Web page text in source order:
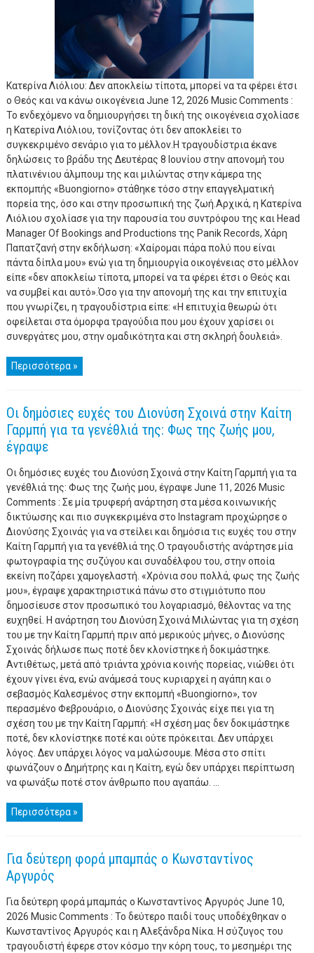
Κατερίνα Λιόλιου: Δεν αποκλείω τίποτα, μπορεί να τα φέρει έτσι
ο Θεός και να κάνω οικογένεια June 12, 2026 Music Comments :
Το ενδεχόμενο να δημιουργήσει τη δική της οικογένεια σχολίασε
η Κατερίνα Λιόλιου, τονίζοντας ότι δεν αποκλείει το
συγκεκριμένο σενάριο για το μέλλον.Η τραγουδίστρια έκανε
δηλώσεις το βράδυ της Δευτέρας 8 Ιουνίου στην απονομή του
πλατινένιου άλμπουμ της και μιλώντας στην κάμερα της
εκπομπής «Buongiorno» στάθηκε τόσο στην επαγγελματική
πορεία της, όσο και στην προσωπική της ζωή.Αρχικά, η Κατερίνα
Λιόλιου σχολίασε για την παρουσία του συντρόφου της και Head
Manager Of Bookings and Productions της Panik Records, Χάρη
Παπατζανή στην εκδήλωση: «Χαίρομαι πάρα πολύ που είναι
πάντα δίπλα μου» ενώ για τη δημιουργία οικογένειας στο μέλλον
είπε «δεν αποκλείω τίποτα, μπορεί να τα φέρει έτσι ο Θεός και
να συμβεί και αυτό».Όσο για την απονομή της και την επιτυχία
που γνωρίζει, η τραγουδίστρια είπε: «Η επιτυχία θεωρώ ότι
οφείλεται στα όμορφα τραγούδια που μου έχουν χαρίσει οι
συνεργάτες μου, στην ομαδικότητα και στη σκληρή δουλειά».
Περισσότερα »
Οι δημόσιες ευχές του Διονύση Σχοινά στην Καίτη
Γαρμπή για τα γενέθλιά της: Φως της ζωής μου,
έγραψε
Οι δημόσιες ευχές του Διονύση Σχοινά στην Καίτη Γαρμπή για τα
γενέθλιά της: Φως της ζωής μου, έγραψε June 11, 2026 Music
Comments : Σε μία τρυφερή ανάρτηση στα μέσα κοινωνικής
δικτύωσης και πιο συγκεκριμένα στο Instagram προχώρησε ο
Διονύσης Σχοινάς για να στείλει και δημόσια τις ευχές του στην
Καίτη Γαρμπή για τα γενέθλιά της.Ο τραγουδιστής ανάρτησε μία
φωτογραφία της συζύγου και συναδέλφου του, στην οποία
εκείνη ποζάρει χαμογελαστή. «Χρόνια σου πολλά, φως της ζωής
μου», έγραψε χαρακτηριστικά πάνω στο στιγμιότυπο που
δημοσίευσε στον προσωπικό του λογαριασμό, θέλοντας να της
ευχηθεί. Η ανάρτηση του Διονύση Σχοινά Μιλώντας για τη σχέση
του με την Καίτη Γαρμπή πριν από μερικούς μήνες, ο Διονύσης
Σχοινάς δήλωσε πως ποτέ δεν κλονίστηκε ή δοκιμάστηκε.
Αντιθέτως, μετά από τριάντα χρόνια κοινής πορείας, νιώθει ότι
έχουν γίνει ένα, ενώ ανάμεσά τους κυριαρχεί η αγάπη και ο
σεβασμός.Καλεσμένος στην εκπομπή «Buongiorno», τον
περασμένο Φεβρουάριο, ο Διονύσης Σχοινάς είχε πει για τη
σχέση του με την Καίτη Γαρμπή: «Η σχέση μας δεν δοκιμάστηκε
ποτέ, δεν κλονίστηκε ποτέ και ούτε πρόκειται. Δεν υπάρχει
λόγος. Δεν υπάρχει λόγος να μαλώσουμε. Μέσα στο σπίτι
φωνάζουν ο Δημήτρης και η Καίτη, εγώ δεν υπάρχει περίπτωση
να φωνάξω ποτέ στον άνθρωπο που αγαπάω. ...
Περισσότερα »
Για δεύτερη φορά μπαμπάς ο Κωνσταντίνος
Αργυρός
Για δεύτερη φορά μπαμπάς ο Κωνσταντίνος Αργυρός June 10,
2026 Music Comments : Το δεύτερο παιδί τους υποδέχθηκαν ο
Κωνσταντίνος Αργυρός και η Αλεξάνδρα Νίκα. Η σύζυγoς του
τραγουδιστή έφερε στον κόσμο την κόρη τους, το μεσημέρι της